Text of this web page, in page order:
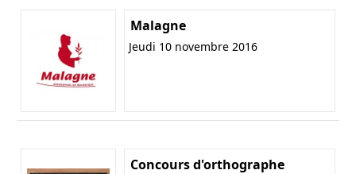
Malagne
Jeudi 10 novembre 2016
Concours d'orthographe